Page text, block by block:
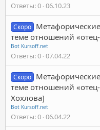
Ответы 0 06.10.23
Скоро
теме отношений
Bot Kursoff.net
Ответы 0 07.04.22
Скоро
теме отношений
Хохлова]
Bot Kursoff.net
Ответы 0 06.04.22